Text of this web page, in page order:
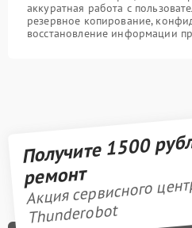
аккуратная работа с
резервное копирование,
восстановление информации
Получите 1500
ремонт
Акция сервисного
Thunderobot